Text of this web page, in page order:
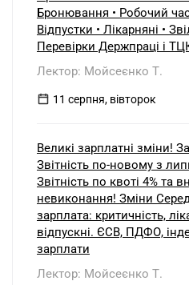
Бронювання • Робочий
Відпустки • Лікарняні •
Перевірки Держпраці і
Лектор: Мойсеєнко Т.
11 серпня, вівторок
Великі зарплатні зміни!
Звітність по-новому з
Звітність по квоті 4% та
невиконання! Зміни
зарплата: критичність,
відпускні. ЄСВ, ПДФО,
зарплати
Лектор: Мойсеєнко Т.